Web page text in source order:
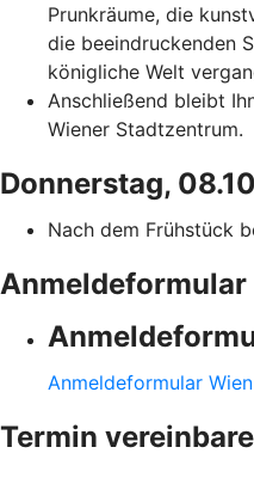
Prunkräume, die
die beeindruckenden
königliche Welt
Anschließend bleibt
Wiener Stadtzentrum.
Donnerstag,
Nach dem Frühstück
Anmeldeformular
Anmeldeformular Wien
Termin